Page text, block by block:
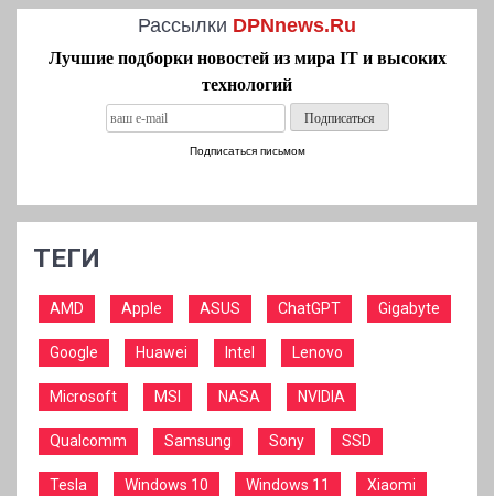
Рассылки DPNnews.Ru
Лучшие подборки новостей из мира IT и высоких
технологий
Подписаться письмом
ТЕГИ
AMD Apple ASUS ChatGPT Gigabyte
Google Huawei Intel Lenovo
Microsoft MSI NASA NVIDIA
Qualcomm Samsung Sony SSD
Tesla Windows 10 Windows 11 Xiaomi